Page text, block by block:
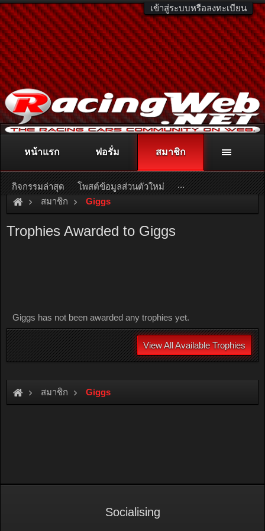
เข้าสู่ระบบหรือลงทะเบียน
ติดต่อลงโฆษณา racingweb@gmail.comหรือโทร. 081-811-1138
หรืออ่านรายละเอียดเพิ่มเติม คลิกที่นี่
สมาชิก Giggs
Trophies Awarded to Giggs
Giggs has not been awarded any trophies yet.
View All Available Trophies
สมาชิก Giggs
หน้าแรก ฟอรั่ม สมาชิก
กิจกรรมล่าสุด โพสต์ข้อมูลส่วนตัวใหม่ ...
Socialising